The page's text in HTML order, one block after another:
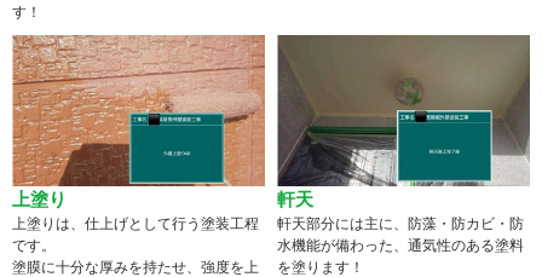
す！
上塗り
上塗りは、仕上げとして行う塗装工程
です。
塗膜に十分な厚みを持たせ、強度を上
軒天
軒天部分には主に、防藻・防カビ・防
水機能が備わった、通気性のある塗料
を塗ります！